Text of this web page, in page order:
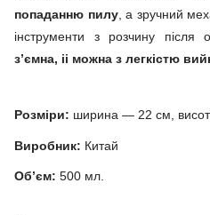
попаданню пилу, а зручний
інструменти з розчину після
з’ємна, іі можна з легкістю
Розміри: ширина — 22 см,
Виробник: Китай
Об’єм: 500 мл.